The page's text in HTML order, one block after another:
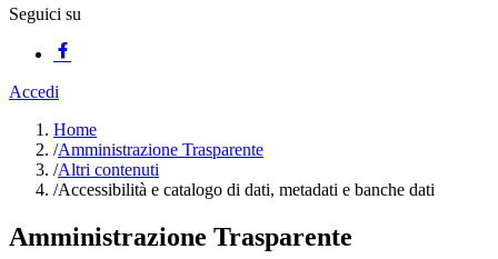
Seguici su
Accedi
Home
/Amministrazione Trasparente
/Altri contenuti
/Accessibilità e catalogo di dati, metadati e banche dati
Amministrazione Trasparente